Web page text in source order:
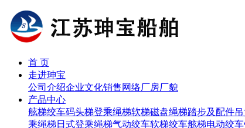
首 页
走进珅宝
公司介绍企业文化销售网络厂房厂貌
产品中心
舷梯绞车码头梯登乘绳梯软梯磁盘绳梯踏步及配件
乘绳梯日式登乘绳梯气动绞车软梯绞车舷梯电动绞车